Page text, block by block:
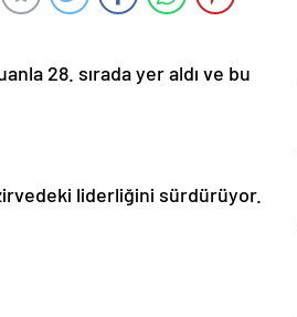
28. sırada yer aldı ve bu
liderliğini sürdürüyor.